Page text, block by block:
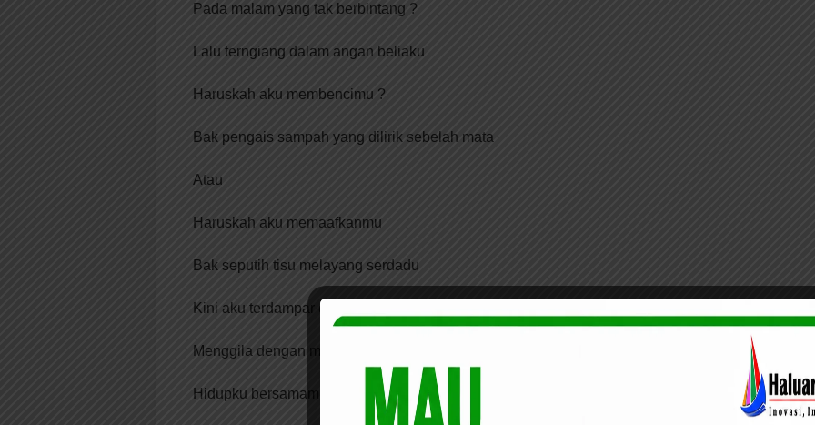
Pada malam yang tak berbintang ?
Lalu terngiang dalam angan beliaku
Haruskah aku membencimu ?
Bak pengais sampah yang dilirik sebelah mata
Atau
Haruskah aku memaafkanmu
Bak seputih tisu melayang serdadu
Kini aku terdampar dalam nyanyian gila
Menggila dengan masalah
Hidupku bersamamu